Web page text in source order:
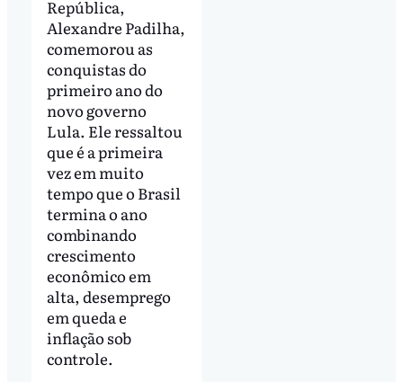
República,
Alexandre Padilha,
comemorou as
conquistas do
primeiro ano do
novo governo
Lula. Ele ressaltou
que é a primeira
vez em muito
tempo que o Brasil
termina o ano
combinando
crescimento
econômico em
alta, desemprego
em queda e
inflação sob
controle.